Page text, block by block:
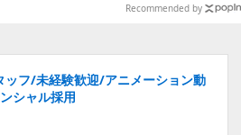
Recommended by
ッフ/未経験歓迎/アニメーション動
シャル採用